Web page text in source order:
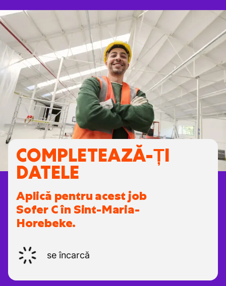
COMPLETEAZĂ-ȚI
DATELE
Aplică pentru acest job
Sofer C în Sint-Maria-
Horebeke.
se încarcă